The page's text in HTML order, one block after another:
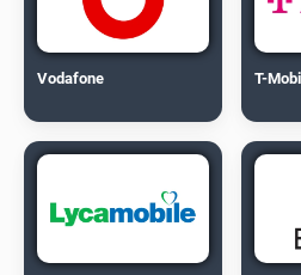
Vodafone T-